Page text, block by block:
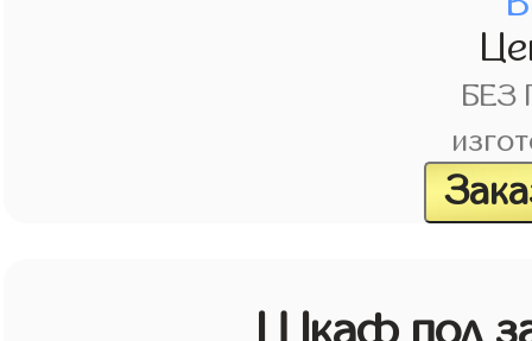
БЕЗ
Шкаф под